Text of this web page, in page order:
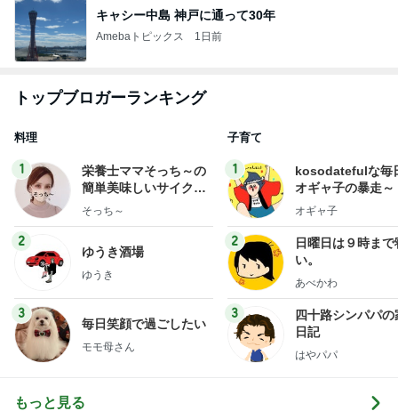
キャシー中島 神戸に通って30年
Amebaトピックス 1日前
トップブロガーランキング
料理
1
栄養士ママそっち～の
簡単美味しいサイクル
献立
そっち～
2
ゆうき酒場
ゆうき
3
毎日笑顔で過ごしたい
モモ母さん
子育て
1
kosodatefulな毎
オギャ子の暴走～
オギャ子
2
日曜日は９時まで
い。
あべかわ
3
四十路シンパパの
日記
はやパパ
もっと見る